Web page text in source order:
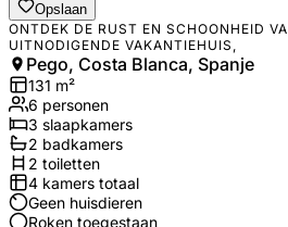
Opslaan
ONTDEK DE RUST EN SCHOONHEID
UITNODIGENDE VAKANTIEHUIS,
Pego, Costa Blanca, Spanje
131 m²
6 personen
3 slaapkamers
2 badkamers
2 toiletten
4 kamers totaal
Geen huisdieren
Roken toegestaan